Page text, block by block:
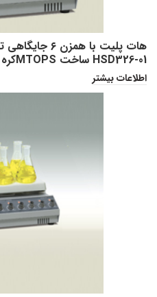
هات پلیت با
HSD326-01 ساخت MTOPSکره جنوبی
اطلاعات بیشتر